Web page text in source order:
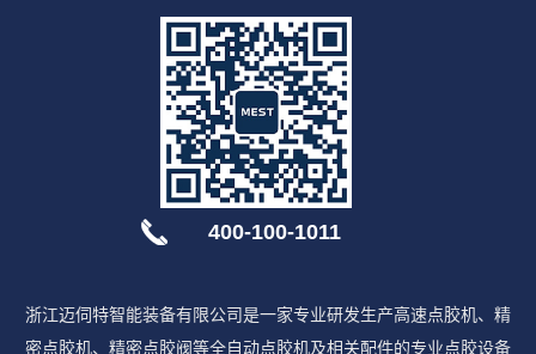
400-100-1011
浙江迈伺特智能装备有限公司是一家专业研发生产高速点胶机、精
密点胶机、精密点胶阀等全自动点胶机及相关配件的专业点胶设备